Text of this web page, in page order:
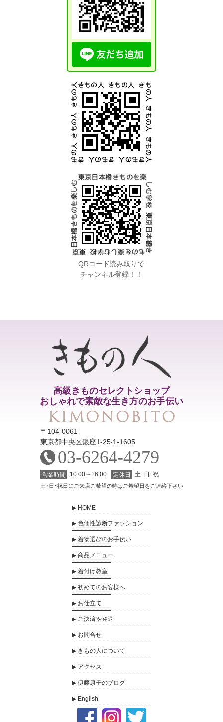
QRコード読み取りで
チャンネル登録！！
高級きものセレクトショップ
おしゃれで素敵な生き方のお手伝い
〒104-0061
東京都中央区銀座1-25-1-1605
03-6264-4279
営業時間 10:00～16:00 定休日 土･日･祝
土･日･祝日にご来店ご希望の時はご希望日をご連絡下さい
HOME
色個性診断ファッション
着物選びのお手伝い
商品メニュー
着付け教室
初めてのお客様へ
お仕立て
ご決済や発送
お問合せ
きもの人について
アクセス
伊藤康子のブログ
English